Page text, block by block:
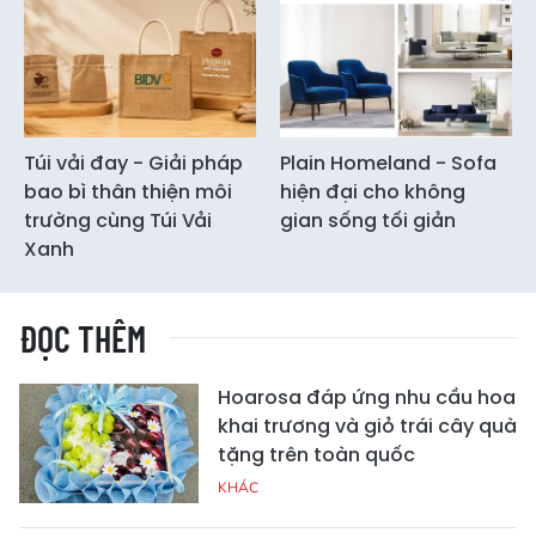
Túi vải đay - Giải pháp
bao bì thân thiện môi
trường cùng Túi Vải
Xanh
Plain Homeland - Sofa
hiện đại cho không
gian sống tối giản
ĐỌC THÊM
Hoarosa đáp ứng nhu cầu hoa
khai trương và giỏ trái cây quà
tặng trên toàn quốc
KHÁC